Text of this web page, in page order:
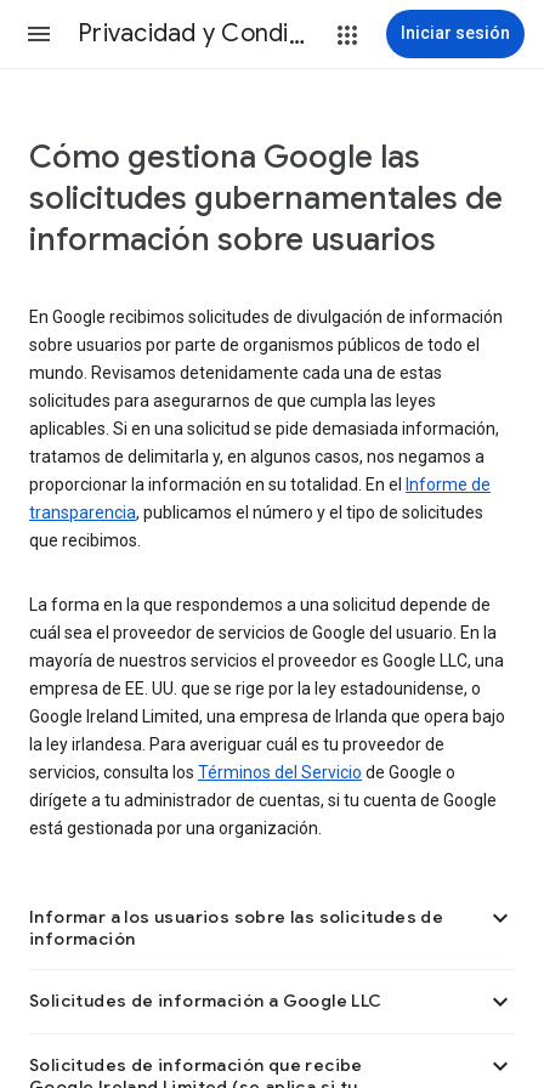
Privacidad y Condiciones Iniciar sesión
Cómo gestiona Google las
solicitudes gubernamentales de
información sobre usuarios
En Google recibimos solicitudes de divulgación de información
sobre usuarios por parte de organismos públicos de todo el
mundo. Revisamos detenidamente cada una de estas
solicitudes para asegurarnos de que cumpla las leyes
aplicables. Si en una solicitud se pide demasiada información,
tratamos de delimitarla y, en algunos casos, nos negamos a
proporcionar la información en su totalidad. En el
Informe de
transparencia, publicamos el número y el tipo de solicitudes
que recibimos.
La forma en la que respondemos a una solicitud depende de
cuál sea el proveedor de servicios de Google del usuario. En la
mayoría de nuestros servicios el proveedor es Google LLC, una
empresa de EE. UU. que se rige por la ley estadounidense, o
Google Ireland Limited, una empresa de Irlanda que opera bajo
la ley irlandesa. Para averiguar cuál es tu proveedor de
servicios, consulta los Términos del Servicio de Google o
dirígete a tu administrador de cuentas, si tu cuenta de Google
está gestionada por una organización.
Informar a los usuarios sobre las solicitudes de
información

Solicitudes de información a Google LLC 
Solicitudes de información que recibe
